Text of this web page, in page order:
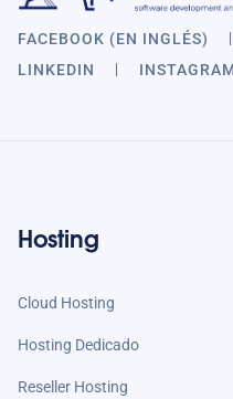
FACEBOOK (EN INGLÉS)
LINKEDIN
Hosting
Cloud Hosting
Hosting Dedicado
Reseller Hosting